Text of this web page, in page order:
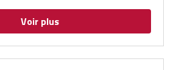
Voir plus